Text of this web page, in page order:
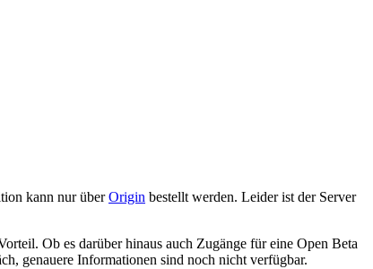
kann nur überOrigin bestellt werden. Leider ist der Server
Ob es darüber hinaus auch Zugänge für eine Open Beta
genauere Informationen sind noch nicht verfügbar.